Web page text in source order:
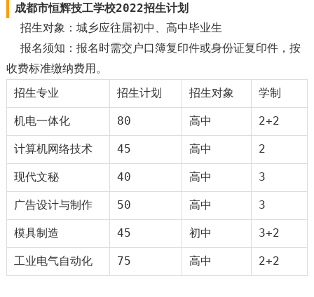
成都市恒辉技工学校2022招生计划
招生对象：城乡应往届初中、高中毕业生
报名须知：报名时需交户口簿复印件或身份证复印件，按
收费标准缴纳费用。
招生专业
招生计划 招生对象 学制
机电一体化 80 高中 2+2
计算机网络技术 45 高中 2
现代文秘 40 高中 3
广告设计与制作 50 高中 3
模具制造 45 初中 3+2
工业电气自动化 75 高中 2+2